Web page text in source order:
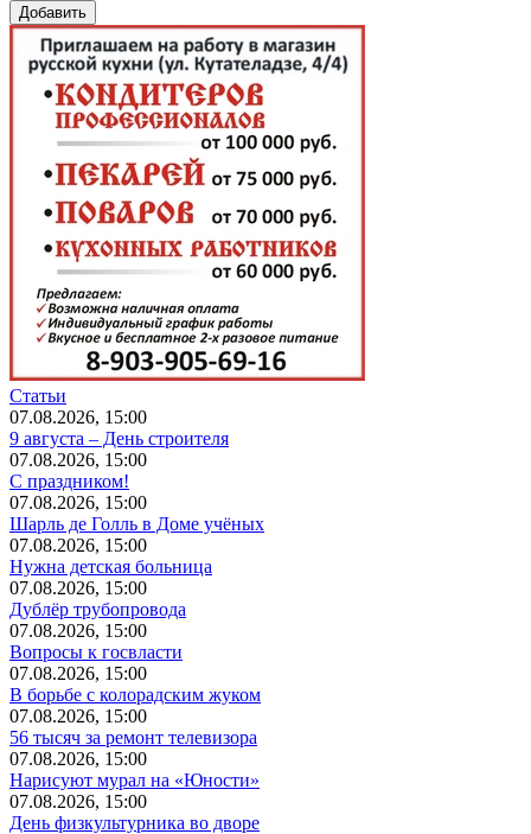
Статьи
07.08.2026, 15:00
9 августа – День строителя
07.08.2026, 15:00
С праздником!
07.08.2026, 15:00
Шарль де Голль в Доме учёных
07.08.2026, 15:00
Нужна детская больница
07.08.2026, 15:00
Дублёр трубопровода
07.08.2026, 15:00
Вопросы к госвласти
07.08.2026, 15:00
В борьбе с колорадским жуком
07.08.2026, 15:00
56 тысяч за ремонт телевизора
07.08.2026, 15:00
Нарисуют мурал на «Юности»
07.08.2026, 15:00
День физкультурника во дворе